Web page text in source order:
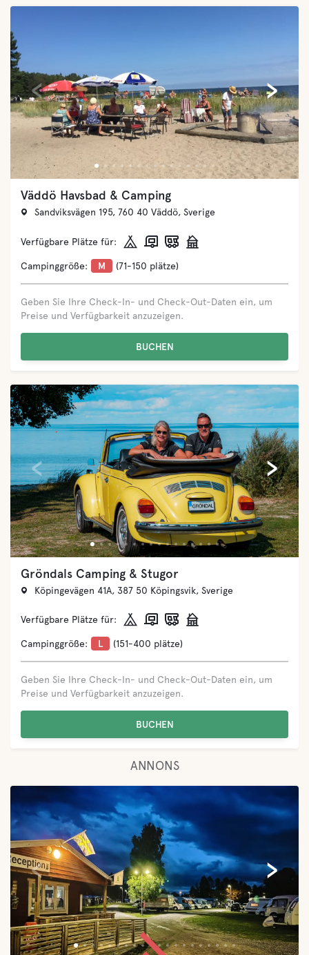
›
‹
Halens Camping & Stugby
Halenvägen 321, 293 39 Olofström, Sverige
Verfügbare Plätze für:
Campinggröße: M (71-150 plätze)
Geben Sie Ihre Check-In- und Check-Out-Daten ein, um
Preise und Verfügbarkeit anzuzeigen.
BUCHEN
›
‹
Dalskärs Camping
Dalskärsvägen 11, 385 42 Bergkvara, Sverige
Verfügbare Plätze für:
Campinggröße: L (151-400 plätze)
Geben Sie Ihre Check-In- und Check-Out-Daten ein, um
Preise und Verfügbarkeit anzuzeigen.
BUCHEN
ANNONS
›
‹